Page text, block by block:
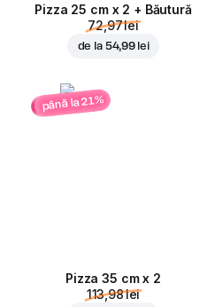
Pizza 25 cm x 2 + Băutură
72,97 lei
de la 54,99 lei
până la 21%
Pizza 35 cm x 2
113,98 lei